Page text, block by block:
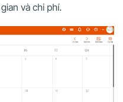
và chi phí.